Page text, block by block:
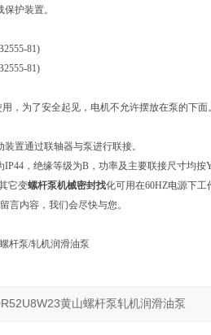
护装置。
81)
81)
为了安全起见，电机不允许摆放在泵的下面。
通过联轴器与泵进行联接。
，绝缘等级为B，功率及主要联接尺寸均按Y
它变螺杆泵机械密封找化可用在60HZ电源下工
内容，我们会尽快与您。
杆泵/轧机润滑油泵